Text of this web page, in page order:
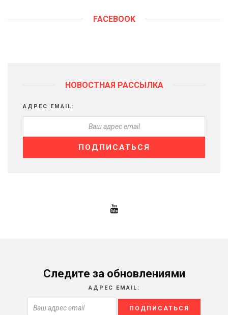
FACEBOOK
НОВОСТНАЯ РАССЫЛКА
АДРЕС EMAIL:
Следите за обновлениями
АДРЕС EMAIL: